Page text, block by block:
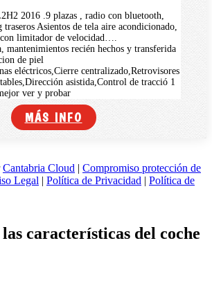
2016 .9 plazas , radio con bluetooth,
traseros Asientos de tela aire acondicionado,
limitador de velocidad….
mantenimientos recién hechos y transferida
de piel
eléctricos,Cierre centralizado,Retrovisores
asistida,Control de tracció 1
ver y probar
MÁS INFO
Cantabria Cloud | Compromiso protección de
Legal | Política de Privacidad | Política de
características del coche